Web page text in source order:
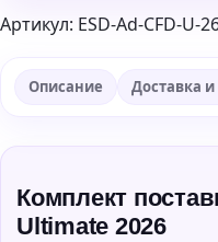
Артикул: ESD-Ad-CFD-U-
Описание Доставка и
Комплект
Ultimate 2026